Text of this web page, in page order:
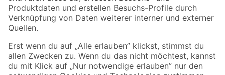
Sicher einkaufen
Jetzt die toom-App herunterladen